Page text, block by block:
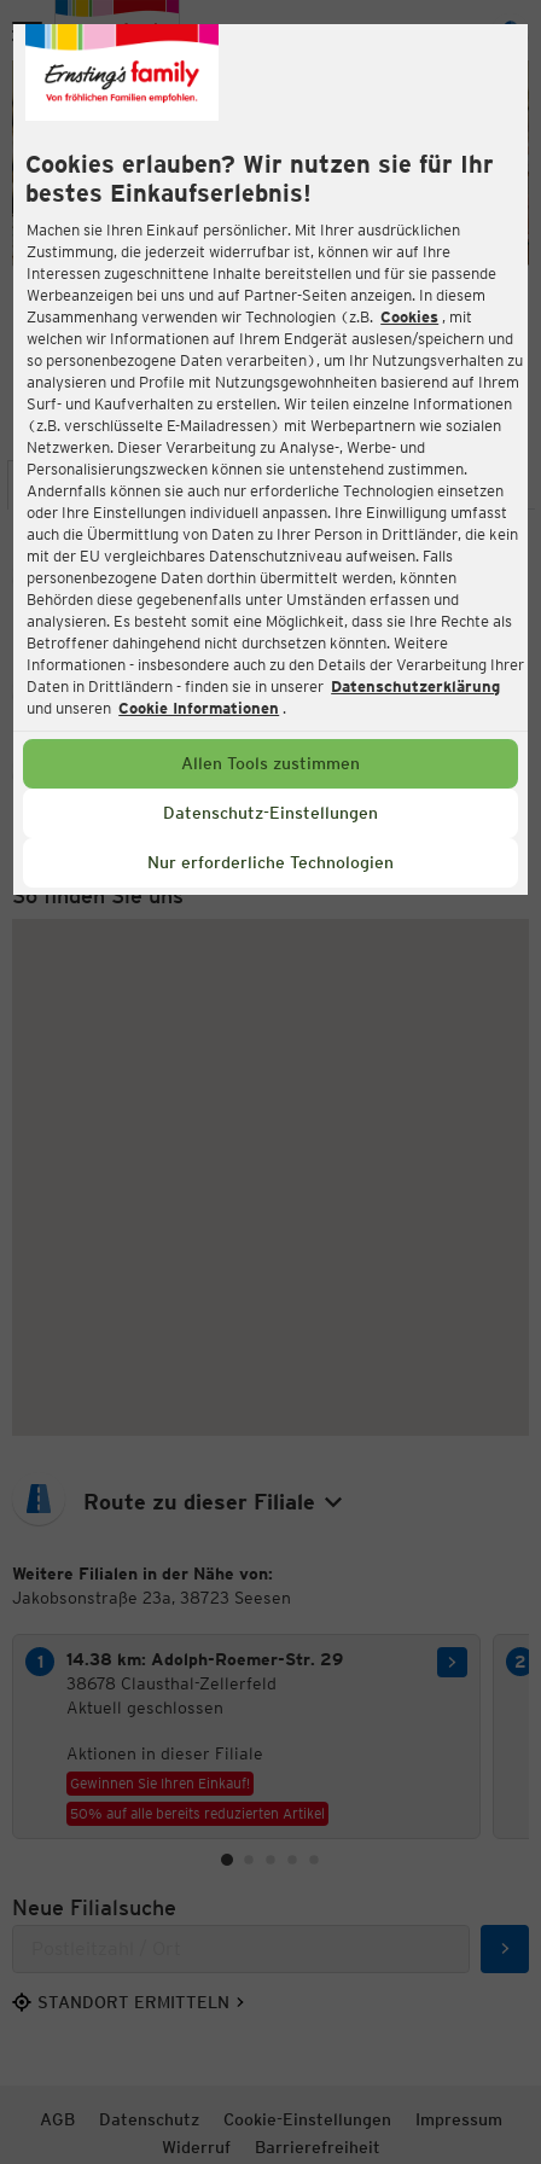
Cookies erlauben? Wir nutzen sie für Ihr
bestes Einkaufserlebnis!
Machen sie Ihren Einkauf persönlicher. Mit Ihrer ausdrücklichen
Zustimmung, die jederzeit widerrufbar ist, können wir auf Ihre
Interessen zugeschnittene Inhalte bereitstellen und für sie passende
Werbeanzeigen bei uns und auf Partner-Seiten anzeigen. In diesem
Zusammenhang verwenden wir Technologien (z.B. Cookies , mit
welchen wir Informationen auf Ihrem Endgerät auslesen/speichern und
so personenbezogene Daten verarbeiten), um Ihr Nutzungsverhalten zu
analysieren und Profile mit Nutzungsgewohnheiten basierend auf Ihrem
Surf- und Kaufverhalten zu erstellen. Wir teilen einzelne Informationen
(z.B. verschlüsselte E-Mailadressen) mit Werbepartnern wie sozialen
Netzwerken. Dieser Verarbeitung zu Analyse-, Werbe- und
Personalisierungszwecken können sie untenstehend zustimmen.
Andernfalls können sie auch nur erforderliche Technologien einsetzen
oder Ihre Einstellungen individuell anpassen. Ihre Einwilligung umfasst
auch die Übermittlung von Daten zu Ihrer Person in Drittländer, die kein
mit der EU vergleichbares Datenschutzniveau aufweisen. Falls
personenbezogene Daten dorthin übermittelt werden, könnten
Behörden diese gegebenenfalls unter Umständen erfassen und
analysieren. Es besteht somit eine Möglichkeit, dass sie Ihre Rechte als
Betroffener dahingehend nicht durchsetzen könnten. Weitere
Informationen - insbesondere auch zu den Details der Verarbeitung Ihrer
Daten in Drittländern - finden sie in unserer Datenschutzerklärung
und unseren Cookie Informationen .
Allen Tools zustimmen
Datenschutz-Einstellungen
Nur erforderliche Technologien
Menü
ERNSTING'S FAMILY FILIALE
Jakobsonstraße 23a
38723 Seesen
4,4
Bewertung:
STANDORT SERVICES SORTIMENT AKTIONEN
Ernsting's family
Jakobsonstraße 23a, 38723 Seesen
Aktuell:
Geschlossen
Service Hotline
+43 (0) 1 2675 502
So finden Sie uns
Route zu dieser Filiale
Weitere Filialen in der Nähe von:
Jakobsonstraße 23a, 38723 Seesen
14.38 km: Adolph-Roemer-Str. 29
38678 Clausthal-Zellerfeld
Aktuell geschlossen
Aktionen in dieser Filiale
Gewinnen Sie Ihren Einkauf!
50% auf alle bereits reduzierten Artikel
Neue Filialsuche
STANDORT ERMITTELN
AGB Datenschutz Cookie-Einstellungen
Impressum
Widerruf
Barrierefreiheit